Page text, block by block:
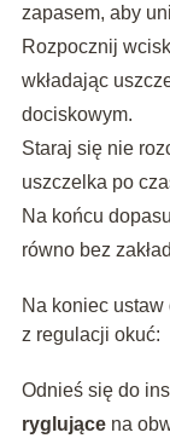
zapasem, aby
Rozpocznij
wkładając
dociskowym.
Staraj się nie
uszczelka po
Na końcu
równo bez
Na koniec ustaw
z regulacji okuć:
Odnieś się do
ryglującena